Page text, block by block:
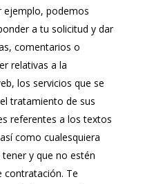
ejemplo, podemos
a tu solicitud y dar
comentarios o
relativas a la
los servicios que se
tratamiento de sus
referentes a los textos
como cualesquiera
y que no estén
contratación. Te